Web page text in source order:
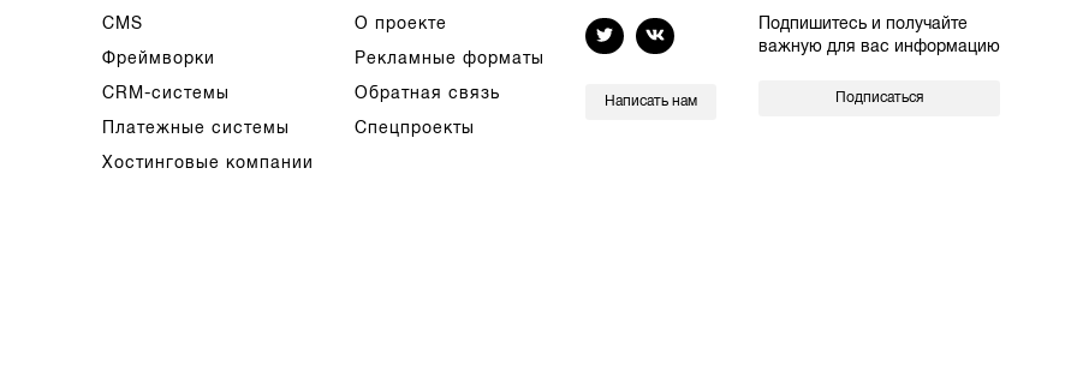
CMS
Фреймворки
CRM-системы
Платежные системы
Хостинговые компании
О проекте
Рекламные форматы
Обратная связь
Спецпроекты
Написать нам
Подпишитесь и получайте
важную для вас информацию
Подписаться